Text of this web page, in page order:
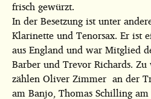
frisch gewürzt.
In der Besetzung ist unter
Klarinette und Tenorsax. Er ist
aus England und war Mitglied
Barber und Trevor Richards.
zählen Oliver Zimmer an der
am Banjo, Thomas Schilling am